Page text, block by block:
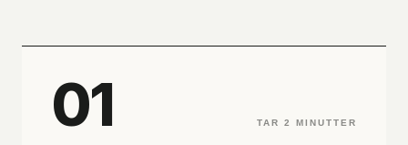
01 TAR 2 MINUTTER